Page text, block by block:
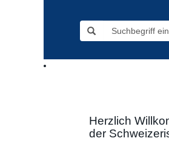
auf
dem
Stellenportal
Herzlich
der